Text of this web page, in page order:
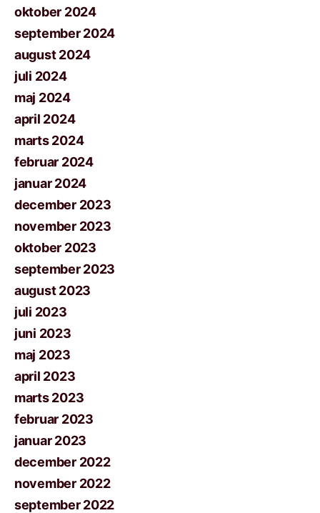
oktober 2024
september 2024
august 2024
juli 2024
maj 2024
april 2024
marts 2024
februar 2024
januar 2024
december 2023
november 2023
oktober 2023
september 2023
august 2023
juli 2023
juni 2023
maj 2023
april 2023
marts 2023
februar 2023
januar 2023
december 2022
november 2022
september 2022